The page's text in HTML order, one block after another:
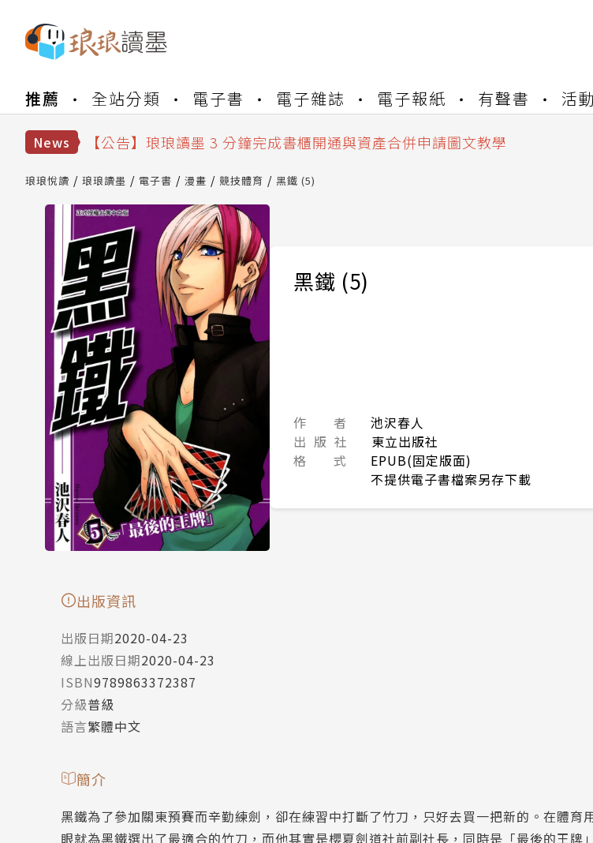
推薦 全站分類 電子書 電子雜誌 電子報紙 有聲書 活
News
【公告】琅琅讀墨數位閱讀資產合併與書櫃開通申請
【公告】琅琅讀墨 3 分鐘完成書櫃開通與資產合併申請圖文教學
【公告】琅琅讀墨數位閱讀資產合併與書櫃開通申請
琅琅悅讀 琅琅讀墨 電子書 漫畫 競技體育 黑鐵 (5)
黑鐵 (5)
作 者
池沢春人
出 版 社
東立出版社
格 式
EPUB(固定版面)
不提供電子書檔案另存下載
出版資訊
出版日期2020-04-23
線上出版日期2020-04-23
ISBN9789863372387
分級普級
語言繁體中文
簡介
黑鐵為了參加關東預賽而辛勤練劍，卻在練習中打斷了竹刀，只好去買一把新的。在體育
眼就為黑鐵選出了最適合的竹刀，而他其實是櫻夏劍道社前副社長，同時是「最後的王